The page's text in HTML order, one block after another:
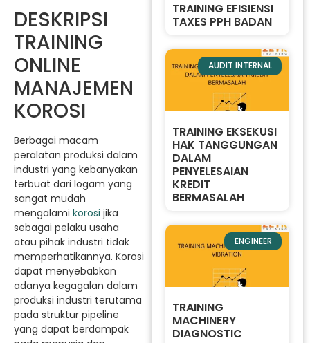
DESKRIPSI
TRAINING
ONLINE
MANAJEMEN
KOROSI
Berbagai macam
peralatan produksi dalam
industri yang kebanyakan
terbuat dari logam yang
sangat mudah
mengalami korosi jika
sebagai pelaku usaha
atau pihak industri tidak
memperhatikannya. Korosi
dapat menyebabkan
adanya kegagalan dalam
produksi industri terutama
pada struktur pipeline
yang dapat berdampak
TRAINING EFISIENSI
TAXES PPH BADAN
AUDIT INTERNAL
TRAINING EKSEKUSI
HAK TANGGUNGAN
DALAM
PENYELESAIAN
KREDIT
BERMASALAH
ENGINEER
TRAINING
MACHINERY
DIAGNOSTIC